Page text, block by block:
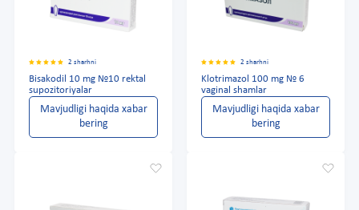
2 sharhni
Bisakodil 10 mg №10 rektal
supozitoriyalar
Mavjudligi haqida xabar
bering
2 sharhni
Klotrimazol 100 mg № 6
vaginal shamlar
Mavjudligi haqida xabar
bering